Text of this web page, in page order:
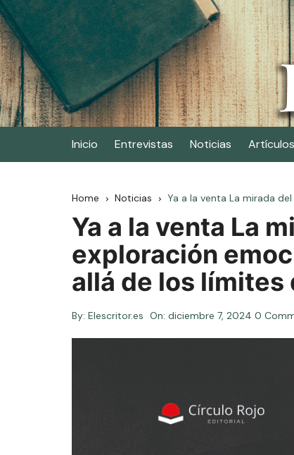
Skip
to
content
Elescritor.es
El periódico digital de los escritores
Inicio Entrevistas Noticias Artículos
Home Noticias Ya a la venta La mirada
Ya a la venta La
exploración
allá de los límites
By: Elescritor.es On: diciembre 7, 2024 0